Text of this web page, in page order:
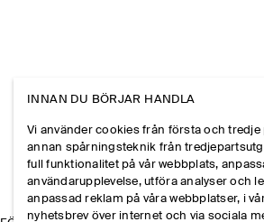
INNAN DU BÖRJAR HANDLA
Vi använder cookies från första och tredje
annan spårningsteknik från
full funktionalitet på vår webbplats,
användarupplevelse, utföra analyser och
anpassad reklam på våra webbplatser, i
nyhetsbrev över internet och via sociala